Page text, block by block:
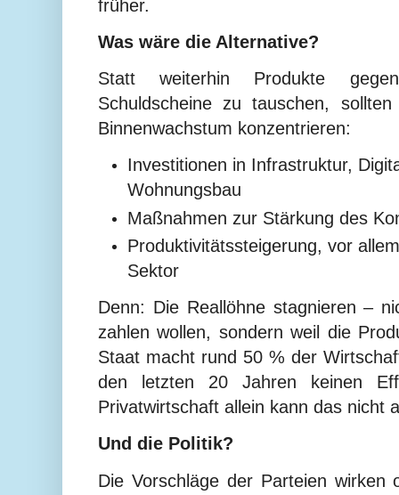
früher.
Was wäre die Alternative?
Statt weiterhin Produkte
Schuldscheine zu tauschen,
Binnenwachstum konzentrieren:
Investitionen in Infrastruktur,
Wohnungsbau
Maßnahmen zur Stärkung des
Produktivitätssteigerung, vor
Sektor
Denn: Die Reallöhne stagnieren –
zahlen wollen, sondern weil die
Staat macht rund 50 % der
den letzten 20 Jahren keinen
Privatwirtschaft allein kann das nicht
Und die Politik?
Die Vorschläge der Parteien wirken